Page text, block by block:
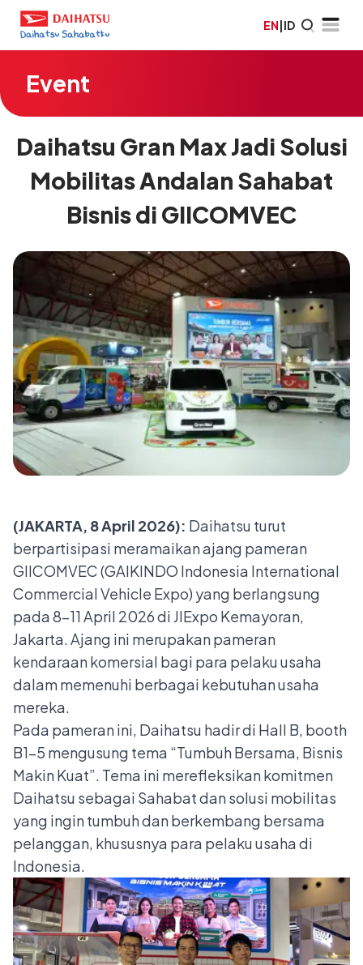
EN|ID
Event
Daihatsu Gran Max Jadi Solusi
Mobilitas Andalan Sahabat
Bisnis di GIICOMVEC
(JAKARTA, 8 April 2026): Daihatsu turut
berpartisipasi meramaikan ajang pameran
GIICOMVEC (GAIKINDO Indonesia International
Commercial Vehicle Expo) yang berlangsung
pada 8–11 April 2026 di JIExpo Kemayoran,
Jakarta. Ajang ini merupakan pameran
kendaraan komersial bagi para pelaku usaha
dalam memenuhi berbagai kebutuhan usaha
mereka.
Pada pameran ini, Daihatsu hadir di Hall B, booth
B1-5 mengusung tema “Tumbuh Bersama, Bisnis
Makin Kuat”. Tema ini merefleksikan komitmen
Daihatsu sebagai Sahabat dan solusi mobilitas
yang ingin tumbuh dan berkembang bersama
pelanggan, khususnya para pelaku usaha di
Indonesia.